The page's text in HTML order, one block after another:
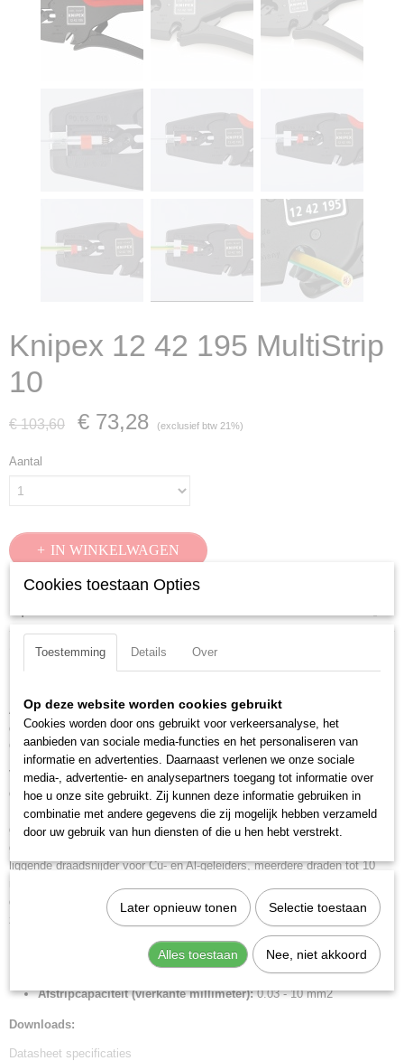
Knipex 12 42 195 MultiStrip
10
€ 103,60 € 73,28 (exclusief btw 21%)
Aantal
IN WINKELWAGEN
12 42 195
4003773054580
Productcode leverancier
12 42 195
Netto gewicht
0,14 Kg
Bruto gewicht
0,14 Kg
Afmetingen (l,b,h)
19 x 11,20 x 1,80 cm
Omschrijving
Afstrippen zonder na te stellen van 0,03 tot 10,0 mm2. Verdiept liggende
draadsnijder. Universele mesgeometrie - robuust en met lange levensduur.
Optimale vormgeving van de greep, voelt uitstekend aan.
Volautomatische aanpassing aan geleiders met een, meerdere en fijne
draden met standaard isolatie voor capaciteiten van 0,03 tot 10,0 mm2.
Kleine manuele fijne justering noodzakelijk. Geen beschadiging van de
geleiders. De klembekken uit staal houden de kabel vast zonder weg te
glijden, en zonder de resterende isolatie te beschadigingen. Met verdiept
liggende draadsnijder voor Cu- en Al-geleiders, meerdere draden tot 10
gewicht. Messenblok en lengteaanslag uitwisselbaar. Handgreep met
zachte kunststof voor meer houvast.
Afstripcapaciteit (vierkante millimeter):0.03 - 10 mm2
Downloads:
Datasheet specificaties
Cookies toestaan Opties
Toestemming Details Over
Op deze website worden cookies gebruikt
Cookies worden door ons gebruikt voor verkeersanalyse, het
aanbieden van sociale media-functies en het personaliseren van
informatie en advertenties. Daarnaast verlenen we onze sociale
media-, advertentie- en analysepartners toegang tot informatie over
hoe u onze site gebruikt. Zij kunnen deze informatie gebruiken in
combinatie met andere gegevens die zij mogelijk hebben verzameld
door uw gebruik van hun diensten of die u hen hebt verstrekt.
Later opnieuw tonen Selectie toestaan
Alles toestaan Nee, niet akkoord